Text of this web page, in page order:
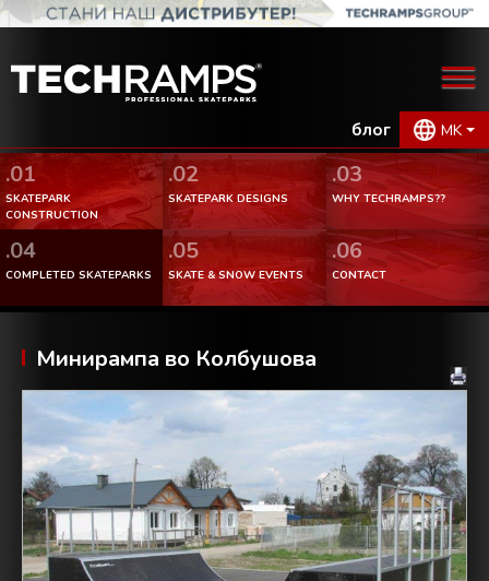
блог MK
.01
SKATEPARK
CONSTRUCTION
.02
SKATEPARK DESIGNS
.03
WHY TECHRAMPS??
.04
COMPLETED SKATEPARKS
.05
SKATE & SNOW EVENTS
.06
CONTACT
Минирампа во Колбушова